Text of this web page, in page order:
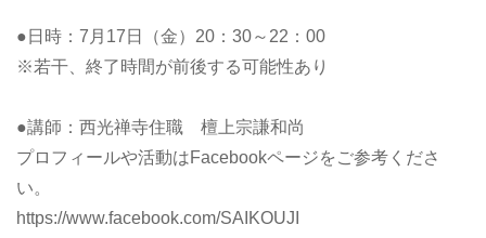
●日時：7月17日（金）20：30～22：00
※若干、終了時間が前後する可能性あり
●講師：西光禅寺住職 檀上宗謙和尚
プロフィールや活動はFacebookページをご参考くださ
い。
https://www.facebook.com/SAIKOUJI